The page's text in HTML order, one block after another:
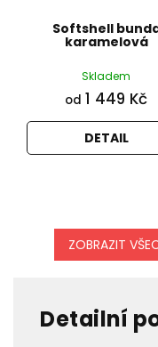
Softshell
karamelová
Skladem
od 1 449 Kč
DETAIL
ZOBRAZIT
Detailní